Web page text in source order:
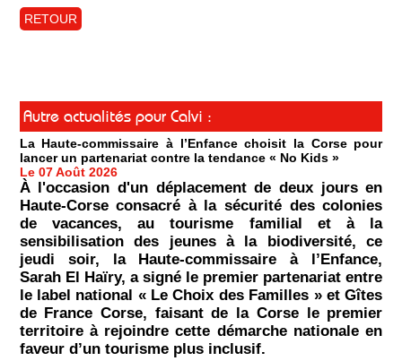
RETOUR
Autre actualités pour Calvi :
La Haute-commissaire à l’Enfance choisit la Corse pour
lancer un partenariat contre la tendance « No Kids »
Le 07 Août 2026
À l'occasion d'un déplacement de deux jours en
Haute-Corse consacré à la sécurité des colonies
de vacances, au tourisme familial et à la
sensibilisation des jeunes à la biodiversité, ce
jeudi soir, la Haute-commissaire à l’Enfance,
Sarah El Haïry, a signé le premier partenariat entre
le label national « Le Choix des Familles » et Gîtes
de France Corse, faisant de la Corse le premier
territoire à rejoindre cette démarche nationale en
faveur d’un tourisme plus inclusif.